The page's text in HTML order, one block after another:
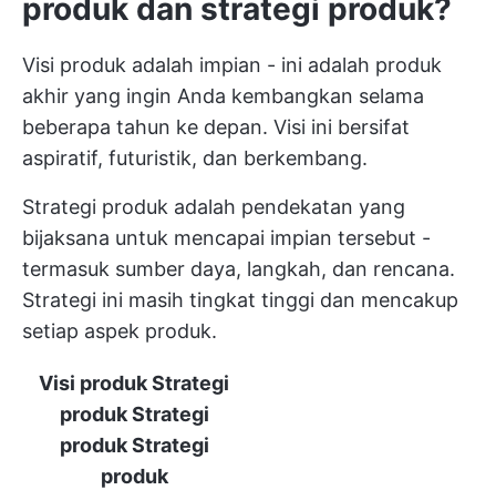
produk dan strategi produk?
Visi produk adalah impian - ini adalah produk
akhir yang ingin Anda kembangkan selama
beberapa tahun ke depan. Visi ini bersifat
aspiratif, futuristik, dan berkembang.
Strategi produk adalah pendekatan yang
bijaksana untuk mencapai impian tersebut -
termasuk sumber daya, langkah, dan rencana.
Strategi ini masih tingkat tinggi dan mencakup
setiap aspek produk.
Visi produkStrategi
produkStrategi
produkStrategi
produk